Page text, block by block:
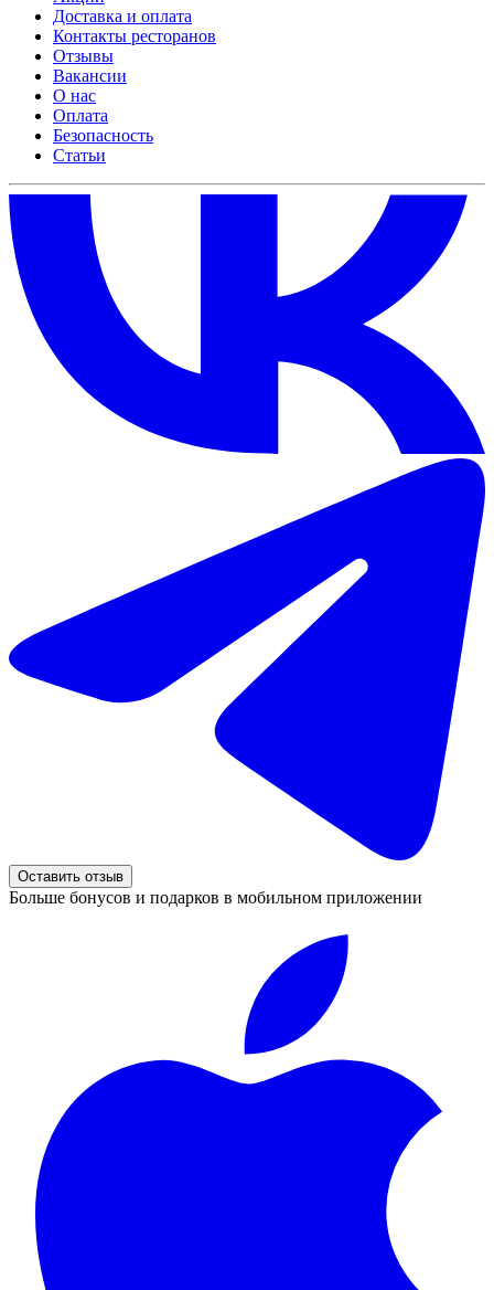
Доставка и оплата
Контакты ресторанов
Отзывы
Вакансии
О нас
Оплата
Безопасность
Статьи
Оставить отзыв
Больше бонусов и подарков в мобильном приложении